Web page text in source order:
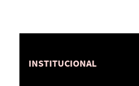
INSTITUCIONAL